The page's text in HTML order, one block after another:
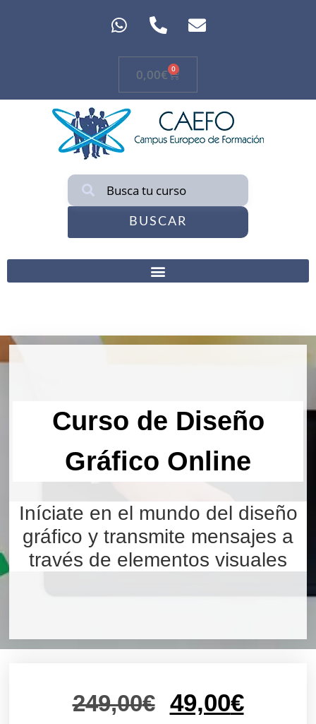
0,00€ 0
BUSCAR
Curso de Diseño
Gráfico Online
Iníciate en el mundo del diseño
gráfico y transmite mensajes a
través de elementos visuales
249,00€ 49,00€